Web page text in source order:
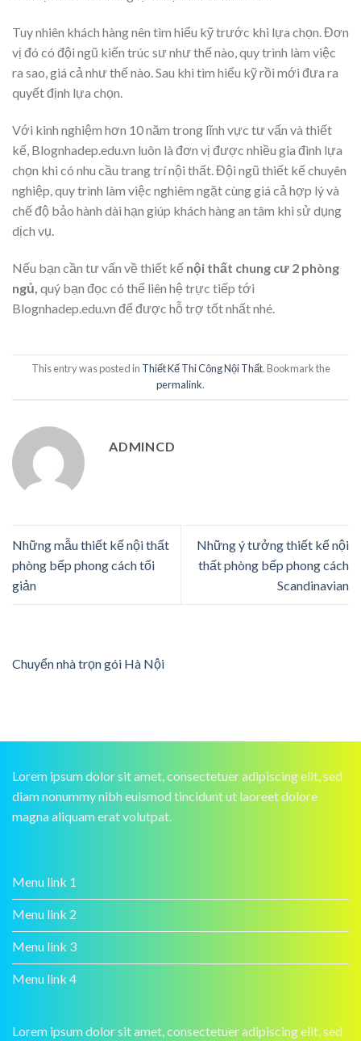
Tuy nhiên khách hàng nên tìm hiểu kỹ trước khi lựa chọn. Đơn
vị đó có đội ngũ kiến trúc sư như thế nào, quy trình làm việc
ra sao, giá cả như thế nào. Sau khi tìm hiểu kỹ rồi mới đưa ra
quyết định lựa chọn.
Với kinh nghiệm hơn 10 năm trong lĩnh vực tư vấn và thiết
kế, Blognhadep.edu.vn luôn là đơn vị được nhiều gia đình lựa
chọn khi có nhu cầu trang trí nội thất. Đội ngũ thiết kế chuyên
nghiệp, quy trình làm việc nghiêm ngặt cùng giá cả hợp lý và
chế độ bảo hành dài hạn giúp khách hàng an tâm khi sử dụng
dịch vụ.
Nếu bạn cần tư vấn về thiết kế nội thất chung cư 2 phòng
ngủ, quý bạn đọc có thể liên hệ trực tiếp tới
Blognhadep.edu.vn để được hỗ trợ tốt nhất nhé.
This entry was posted in Thiết Kế Thi Công Nội Thất. Bookmark the
permalink.
ADMINCD
Những mẫu thiết kế nội thất
phòng bếp phong cách tối
giản
Những ý tưởng thiết kế nội
thất phòng bếp phong cách
Scandinavian
Chuyển nhà trọn gói Hà Nội
Lorem ipsum dolor sit amet, consectetuer adipiscing elit, sed
diam nonummy nibh euismod tincidunt ut laoreet dolore
magna aliquam erat volutpat.
Menu link 1
Menu link 2
Menu link 3
Menu link 4
Lorem ipsum dolor sit amet, consectetuer adipiscing elit, sed